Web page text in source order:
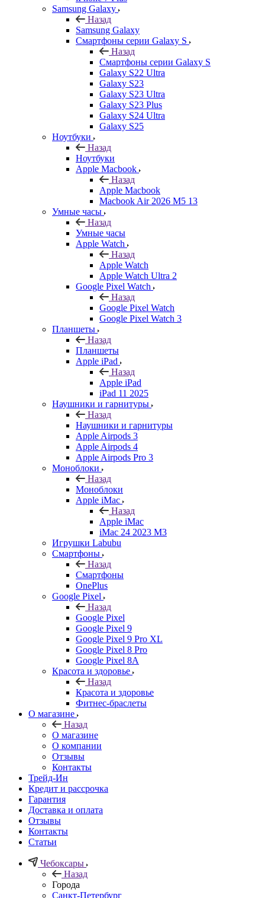
Samsung Galaxy
Назад
Samsung Galaxy
Смартфоны серии Galaxy S
Назад
Смартфоны серии Galaxy S
Galaxy S22 Ultra
Galaxy S23
Galaxy S23 Ultra
Galaxy S23 Plus
Galaxy S24 Ultra
Galaxy S25
Ноутбуки
Назад
Ноутбуки
Apple Macbook
Назад
Apple Macbook
Macbook Air 2026 M5 13
Умные часы
Назад
Умные часы
Apple Watch
Назад
Apple Watch
Apple Watch Ultra 2
Google Pixel Watch
Назад
Google Pixel Watch
Google Pixel Watch 3
Планшеты
Назад
Планшеты
Apple iPad
Назад
Apple iPad
iPad 11 2025
Наушники и гарнитуры
Назад
Наушники и гарнитуры
Apple Airpods 3
Apple Airpods 4
Apple Airpods Pro 3
Моноблоки
Назад
Моноблоки
Apple iMac
Назад
Apple iMac
iMac 24 2023 M3
Игрушки Labubu
Смартфоны
Назад
Смартфоны
OnePlus
Google Pixel
Назад
Google Pixel
Google Pixel 9
Google Pixel 9 Pro XL
Google Pixel 8 Pro
Google Pixel 8A
Красота и здоровье
Назад
Красота и здоровье
Фитнес-браслеты
О магазине
Назад
О магазине
О компании
Отзывы
Контакты
Трейд-Ин
Кредит и рассрочка
Гарантия
Доставка и оплата
Отзывы
Контакты
Статьи
Чебоксары
Назад
Города
Санкт-Петербург